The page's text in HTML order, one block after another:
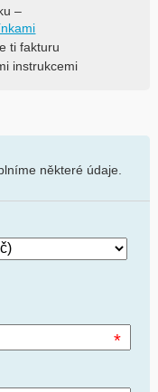
–
ti fakturu
instrukcemi
některé údaje.
*